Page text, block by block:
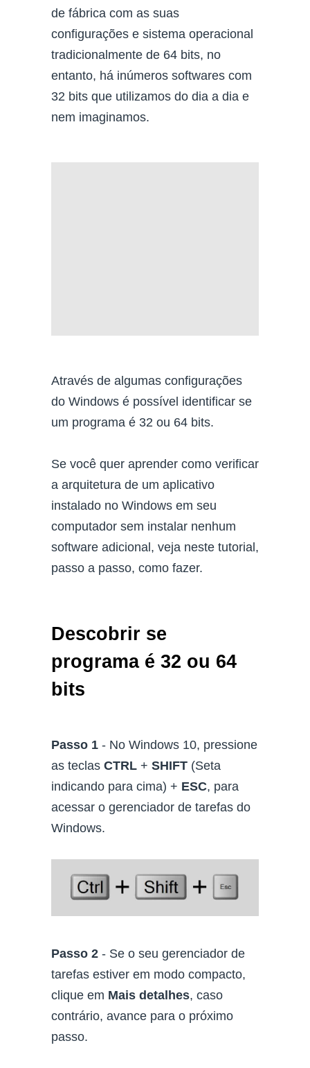
de fábrica com as suas
configurações e sistema operacional
tradicionalmente de 64 bits, no
entanto, há inúmeros softwares com
32 bits que utilizamos do dia a dia e
nem imaginamos.
Através de algumas configurações
do Windows é possível identificar se
um programa é 32 ou 64 bits.
Se você quer aprender como verificar
a arquitetura de um aplicativo
instalado no Windows em seu
computador sem instalar nenhum
software adicional, veja neste tutorial,
passo a passo, como fazer.
Descobrir se
programa é 32 ou 64
bits
Passo 1 - No Windows 10, pressione
as teclas CTRL + SHIFT (Seta
indicando para cima) + ESC, para
acessar o gerenciador de tarefas do
Windows.
Passo 2 - Se o seu gerenciador de
tarefas estiver em modo compacto,
clique em Mais detalhes, caso
contrário, avance para o próximo
passo.